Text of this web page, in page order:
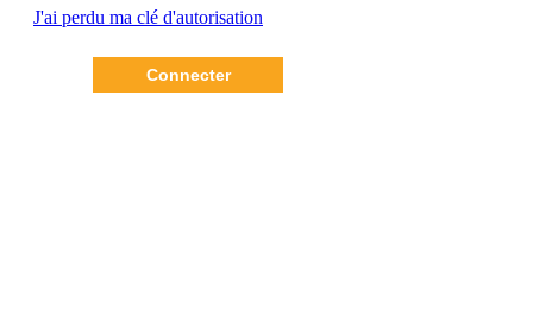
J'ai perdu ma clé d'autorisation